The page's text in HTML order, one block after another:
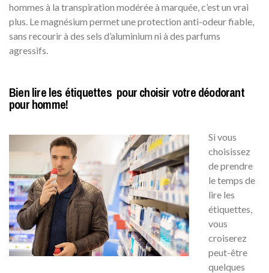
hommes à la transpiration modérée à marquée, c’est un vrai
plus. Le magnésium permet une protection anti-odeur fiable,
sans recourir à des sels d’aluminium ni à des parfums
agressifs.
Bien lire les étiquettes pour choisir votre déodorant
pour homme!
Si vous
choisissez
de prendre
le temps de
lire les
étiquettes,
vous
croiserez
peut-être
quelques